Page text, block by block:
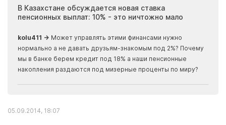
В Казахстане обсуждается новая ставка
пенсионных выплат: 10% - это ничтожно мало
kolu411 → Может управлять этими финансами нужно
нормально а не давать друзьям-знакомым под 2%? Почему
мы в банке берем кредит под 18% а наши пенсионные
накопления раздаются под мизерные проценты по миру?
05.09.2014, 18:07